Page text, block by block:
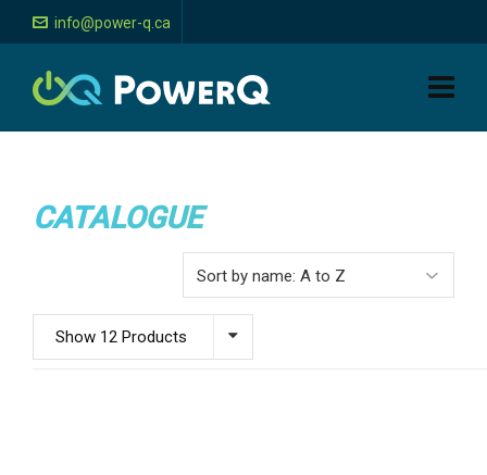
info@power-q.ca
CATALOGUE
Show 12 Products